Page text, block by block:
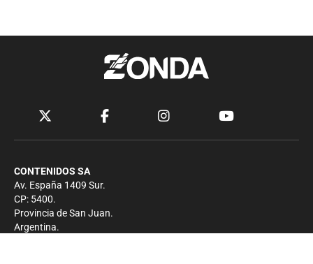
CONTENIDOS SA
Av. España 1409 Sur.
CP: 5400.
Provincia de San Juan.
Argentina.